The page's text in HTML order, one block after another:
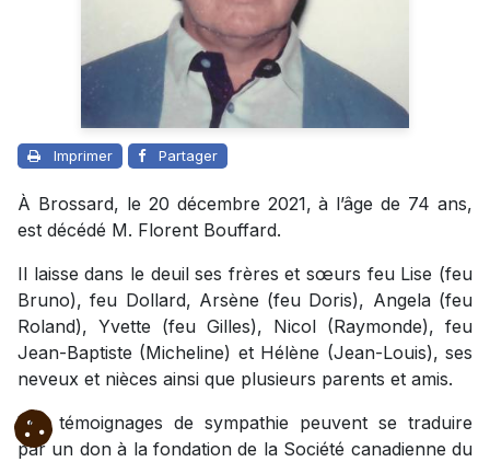
Imprimer Partager
À Brossard, le 20 décembre 2021, à l’âge de 74 ans,
est décédé M. Florent Bouffard.
Il laisse dans le deuil ses frères et sœurs feu Lise (feu
Bruno), feu Dollard, Arsène (feu Doris), Angela (feu
Roland), Yvette (feu Gilles), Nicol (Raymonde), feu
Jean-Baptiste (Micheline) et Hélène (Jean-Louis), ses
neveux et nièces ainsi que plusieurs parents et amis.
Vos témoignages de sympathie peuvent se traduire
par un don à la fondation de la Société canadienne du